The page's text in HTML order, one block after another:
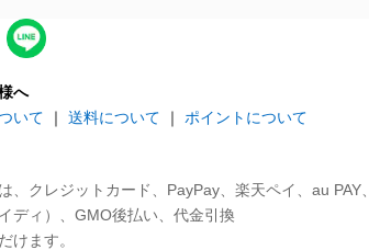
へ
いて ｜ 送料について ｜ ポイントについて
、クレジットカード、PayPay、楽天ペイ、au PAY、
ディ）、GMO後払い、代金引換
けます。